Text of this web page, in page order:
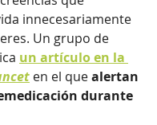
innecesariamente
Un grupo de
un artículo en la
en el que alertan
durante